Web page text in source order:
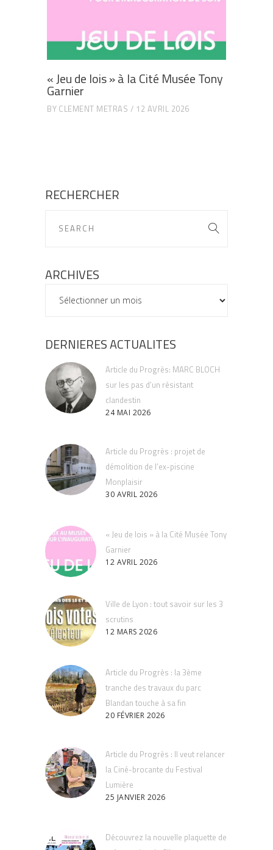
« Jeu de lois » à la Cité Musée Tony
Garnier
BY CLEMENT METRAS 12 AVRIL 2026
RECHERCHER
ARCHIVES
ARCHIVES
DERNIERES ACTUALITES
Article du Progrès: MARC BLOCH
sur les pas d’un résistant
clandestin
24 MAI 2026
Article du Progrès : projet de
démolition de l’ex-piscine
Monplaisir
30 AVRIL 2026
« Jeu de lois » à la Cité Musée Tony
Garnier
12 AVRIL 2026
Ville de Lyon : tout savoir sur les 3
scrutins
12 MARS 2026
Article du Progrès : la 3ème
tranche des travaux du parc
Blandan touche à sa fin
20 FÉVRIER 2026
Article du Progrès : Il veut relancer
la Ciné-brocante du Festival
Lumière
25 JANVIER 2026
Découvrez la nouvelle plaquette de